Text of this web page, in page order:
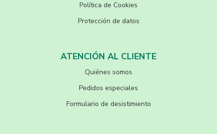
Política de Cookies
Protección de datos
ATENCIÓN AL CLIENTE
Quiénes somos
Pedidos especiales
Formulario de desistimiento